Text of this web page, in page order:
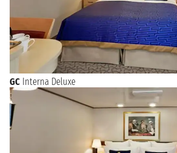
GC Interna Deluxe